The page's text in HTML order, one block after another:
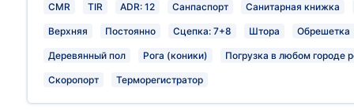
CMR TIR ADR: 12 Санпаспорт Санитарная книжка
Верхняя Постоянно Сцепка: 7+8 Штора Обрешетка
Деревянный пол Рога (коники) Погрузка в любом городе
Скоропорт Терморегистратор